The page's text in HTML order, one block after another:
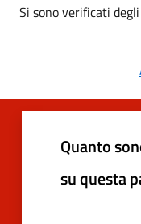
Si sono verificati
Quanto
su questa